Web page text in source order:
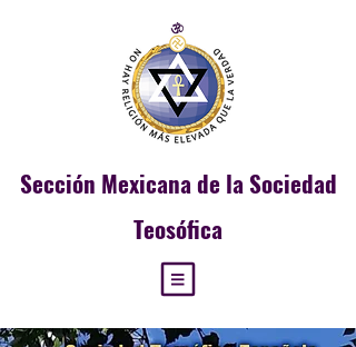
Sección Mexicana de la Sociedad
Teosófica